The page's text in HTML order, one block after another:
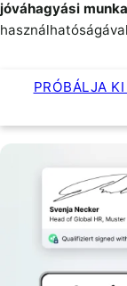
jóváhagyási
PRÓBÁLJA